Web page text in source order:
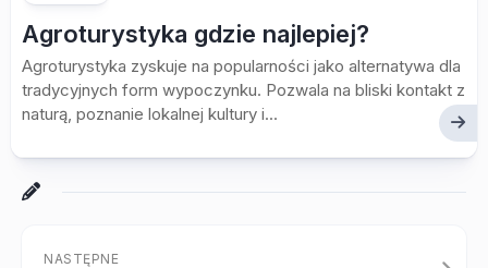
Agroturystyka gdzie najlepiej?
Agroturystyka zyskuje na popularności jako alternatywa dla
tradycyjnych form wypoczynku. Pozwala na bliski kontakt z
naturą, poznanie lokalnej kultury i...
NASTĘPNE